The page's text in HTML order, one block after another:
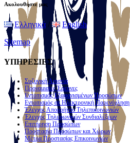
Ακολουθήστε μας
Ελληνικά /
English
Sitemap
ΥΠΗΡΕΣΙΕΣ
Συζυγική Απιστία
Προγαμιαίες Έρευνες
Εντοπισμός Εξαφανισμένων Προσώπων
Εντοπισμός σε Ηλεκτρονική Παρενόχληση
Έλεγχος Απορρήτου Τηλεπικοινωνιών
Έλεγχος Τηλεφωνικών Συνδιαλέξεων
Επιτήρηση Προσώπων
Προστασία Προσώπων και Χώρων
Μέτρα Προστασίας Επικοινωνιών